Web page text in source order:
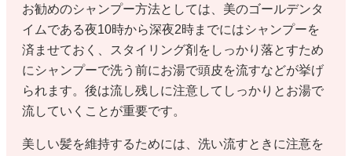
お勧めのシャンプー方法としては、美のゴールデンタ
イムである夜10時から深夜2時までにはシャンプーを
済ませておく、スタイリング剤をしっかり落とすため
にシャンプーで洗う前にお湯で頭皮を流すなどが挙げ
られます。後は流し残しに注意してしっかりとお湯で
流していくことが重要です。
美しい髪を維持するためには、洗い流すときに注意を